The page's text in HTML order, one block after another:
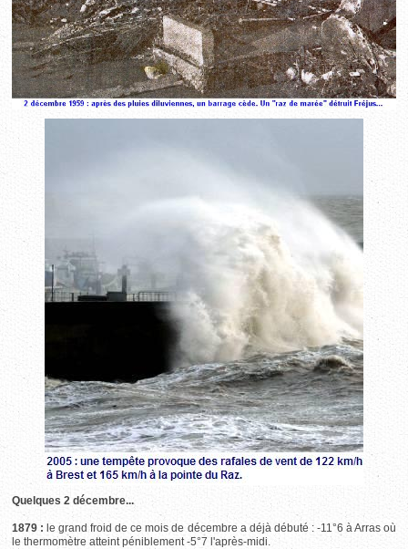
Quelques 2 décembre...
1879 : le grand froid de ce mois de décembre a déjà débuté : -11°6 à Arras où
le thermomètre atteint péniblement -5°7 l'après-midi.